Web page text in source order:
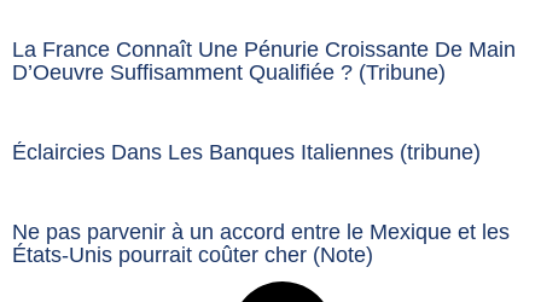
La France Connaît Une Pénurie Croissante De Main
D’Oeuvre Suffisamment Qualifiée ? (Tribune)
Éclaircies Dans Les Banques Italiennes (tribune)
Ne pas parvenir à un accord entre le Mexique et les
États-Unis pourrait coûter cher (Note)